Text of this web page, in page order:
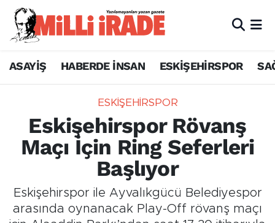
ASAYİŞ HABERDE İNSAN ESKİŞEHİRSPOR
ESKİŞEHİRSPOR
Eskişehirspor Rövanş
Maçı İçin Ring Seferleri
Başlıyor
Eskişehirspor ile Ayvalıkgücü Belediyespor
arasında oynanacak Play-Off rövanş maçı